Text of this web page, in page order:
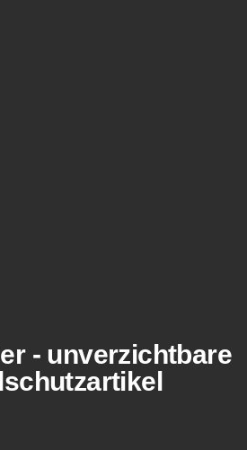
- unverzichtbare